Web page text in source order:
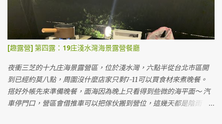
為搭到一半風太大把帳篷整個吹起來，鋼架的鋼條沒固定整個掉下
來，帳篷就被刺穿很多個洞...如果要搭在碎石區的朋友們要注意。好
處是車可以停帳邊，而且這裡的碎石真的很硬，墊在最下層的底布
都有點受傷～💦 其實他們有提供護草墊可以自行取用，因為我們帳
太大這次沒用，如果用了應該走起來腳不會這麼痛～😂 風車區 滑雪
場前 搭好帳後，我們到園區參觀，這裡的營位價格包含門票價格所
以會看起來比較貴，可是如果早起的話整個小叮噹還沒營業就可以
在園區裡面晃啊晃，好像也是很值得？👀 包含五點關門後，其實也
都可以在園區內散步喔！（只是有些設施可能不會開） 光滑雪就玩
[趣露營] 第四露：19庄淺水灣海景露營餐廳
夜衝三芝的十九庄海景露營區，位於淺水灣，六點半從台北市區開
到已經約莫八點，周圍沒什麼店家只剩7-11可以買食材來煮晚餐。
搭好外帳先來準備晚餐，面海因為晚上只看得到些微的海平面～ 汽
車停門口，營區會借推車可以把傢伙搬到營位，這幾天都是陰雨